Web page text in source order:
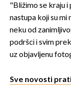
"Bližimo se kraju i
nastupa koji su mi
neku od
podršci i svim
uz objavljenu
Sve novosti